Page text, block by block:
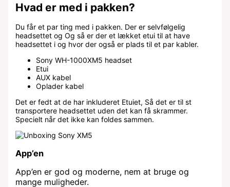
Hvad er med i pakken?
Du får et par ting med i pakken. Der er selvfølgelig
headsettet og Og så er der et lækket etui til at have
headsettet i og hvor der også er plads til et par kabler.
Sony WH-1000XM5 headset
Etui
AUX kabel
Oplader kabel
Det er fedt at de har inkluderet Etuiet, Så det er til st
transportere headsettet uden det kan få skrammer.
Specielt når det ikke kan foldes sammen.
App’en
App’en er god og moderne, nem at bruge og
mange muligheder.